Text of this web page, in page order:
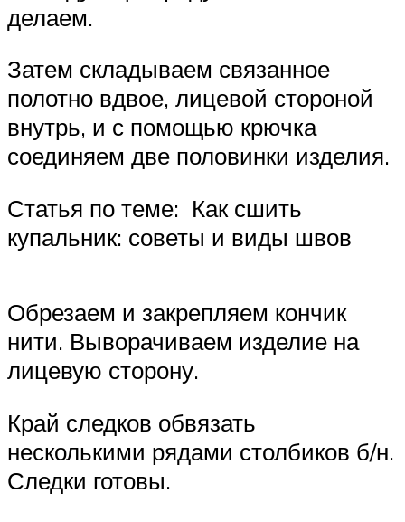
делаем.
Затем складываем связанное
полотно вдвое, лицевой стороной
внутрь, и с помощью крючка
соединяем две половинки изделия.
Статья по теме: Как сшить
купальник: советы и виды швов
Обрезаем и закрепляем кончик
нити. Выворачиваем изделие на
лицевую сторону.
Край следков обвязать
несколькими рядами столбиков б/н.
Следки готовы.